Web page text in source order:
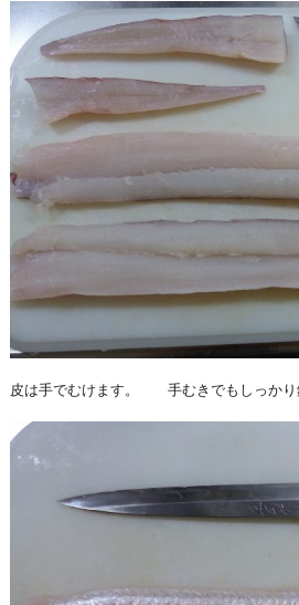
皮は手でむけます。 手むきでもしっかり